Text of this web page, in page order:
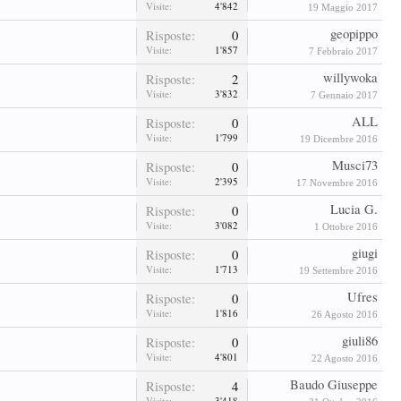
Visite: 4'842 19 Maggio 2017
Risposte: 0
Visite: 1'857
geopippo
7 Febbraio 2017
Risposte: 2
Visite: 3'832
willywoka
7 Gennaio 2017
Risposte: 0
Visite: 1'799
ALL
19 Dicembre 2016
Risposte: 0
Visite: 2'395
Musci73
17 Novembre 2016
Risposte: 0
Visite: 3'082
Lucia G.
1 Ottobre 2016
Risposte: 0
Visite: 1'713
giugi
19 Settembre 2016
Risposte: 0
Visite: 1'816
Ufres
26 Agosto 2016
Risposte: 0
Visite: 4'801
giuli86
22 Agosto 2016
Risposte: 4 Baudo Giuseppe